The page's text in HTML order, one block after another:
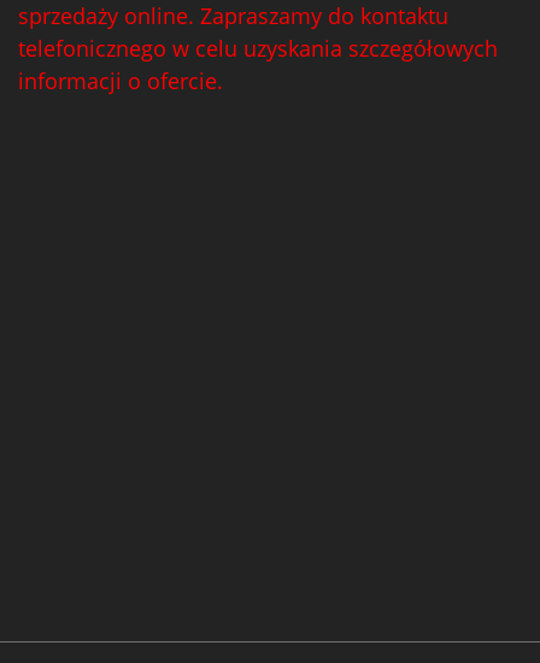
sprzedaży online. Zapraszamy do kontaktu
telefonicznego w celu uzyskania szczegółowych
informacji o ofercie.